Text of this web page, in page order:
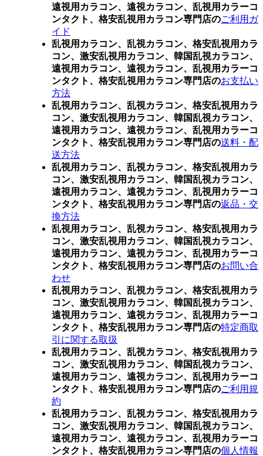
遠視用カラコン、遠視カラコン、乱視用カラーコ
ンタクト、格安乱視用カラコン専門店のご利用ガ
イド
乱視用カラコン、乱視カラコン、格安乱視用カラ
コン、激安乱視用カラコン、韓国乱視カラコン、
遠視用カラコン、遠視カラコン、乱視用カラーコ
ンタクト、格安乱視用カラコン専門店のお支払い
方法
乱視用カラコン、乱視カラコン、格安乱視用カラ
コン、激安乱視用カラコン、韓国乱視カラコン、
遠視用カラコン、遠視カラコン、乱視用カラーコ
ンタクト、格安乱視用カラコン専門店の送料・配
送方法
乱視用カラコン、乱視カラコン、格安乱視用カラ
コン、激安乱視用カラコン、韓国乱視カラコン、
遠視用カラコン、遠視カラコン、乱視用カラーコ
ンタクト、格安乱視用カラコン専門店の返品・交
換方法
乱視用カラコン、乱視カラコン、格安乱視用カラ
コン、激安乱視用カラコン、韓国乱視カラコン、
遠視用カラコン、遠視カラコン、乱視用カラーコ
ンタクト、格安乱視用カラコン専門店のお問い合
わせ
乱視用カラコン、乱視カラコン、格安乱視用カラ
コン、激安乱視用カラコン、韓国乱視カラコン、
遠視用カラコン、遠視カラコン、乱視用カラーコ
ンタクト、格安乱視用カラコン専門店の特定商取
引に関する取扱
乱視用カラコン、乱視カラコン、格安乱視用カラ
コン、激安乱視用カラコン、韓国乱視カラコン、
遠視用カラコン、遠視カラコン、乱視用カラーコ
ンタクト、格安乱視用カラコン専門店のご利用規
約
乱視用カラコン、乱視カラコン、格安乱視用カラ
コン、激安乱視用カラコン、韓国乱視カラコン、
遠視用カラコン、遠視カラコン、乱視用カラーコ
ンタクト、格安乱視用カラコン専門店の個人情報